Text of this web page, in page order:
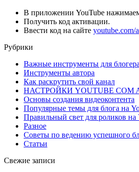
В приложении YouTube
Получить код активации.
Ввести код на сайте youtube.com/
Рубрики
Важные инструменты для
Инструменты автора
Как раскрутить свой канал
НАСТРОЙКИ YOUTUBE COM
Основы создания видеоконтента
Популярные темы для блога на
Правильный свет для роликов на
Разное
Советы по ведению успешного
Статьи
Свежие записи